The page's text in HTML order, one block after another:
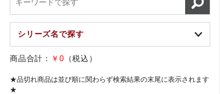
商品合計： ￥0 （税込）
★品切れ商品は並び順に関わらず検索結果の末尾に表示されます
★